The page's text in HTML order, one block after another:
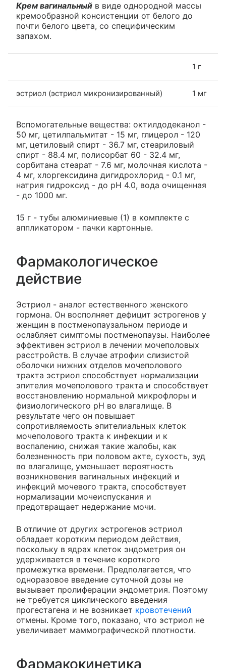
Крем вагинальный в виде однородной массы
кремообразной консистенции от белого до
почти белого цвета, со специфическим
запахом.
1 г
эстриол (эстриол микронизированный) 1 мг
Вспомогательные вещества: октилдодеканол -
50 мг, цетилпальмитат - 15 мг, глицерол - 120
мг, цетиловый спирт - 36.7 мг, стеариловый
спирт - 88.4 мг, полисорбат 60 - 32.4 мг,
сорбитана стеарат - 7.6 мг, молочная кислота -
4 мг, хлоргексидина дигидрохлорид - 0.1 мг,
натрия гидроксид - до pH 4.0, вода очищенная
- до 1000 мг.
15 г - тубы алюминиевые (1) в комплекте с
аппликатором - пачки картонные.
Фармакологическое
действие
Эстриол - аналог естественного женского
гормона. Он восполняет дефицит эстрогенов у
женщин в постменопаузальном периоде и
ослабляет симптомы постменопаузы. Наиболее
эффективен эстриол в лечении мочеполовых
расстройств. В случае атрофии слизистой
оболочки нижних отделов мочеполового
тракта эстриол способствует нормализации
эпителия мочеполового тракта и способствует
восстановлению нормальной микрофлоры и
физиологического рН во влагалище. В
результате чего он повышает
сопротивляемость эпителиальных клеток
мочеполового тракта к инфекции и к
воспалению, снижая такие жалобы, как
болезненность при половом акте, сухость, зуд
во влагалище, уменьшает вероятность
возникновения вагинальных инфекций и
инфекций мочевого тракта, способствует
нормализации мочеиспускания и
предотвращает недержание мочи.
В отличие от других эстрогенов эстриол
обладает коротким периодом действия,
поскольку в ядрах клеток эндометрия он
удерживается в течение короткого
промежутка времени. Предполагается, что
одноразовое введение суточной дозы не
вызывает пролиферации эндометрия. Поэтому
не требуется циклического введения
прогестагена и не возникает кровотечений
отмены. Кроме того, показано, что эстриол не
увеличивает маммографической плотности.
Фармакокинетика